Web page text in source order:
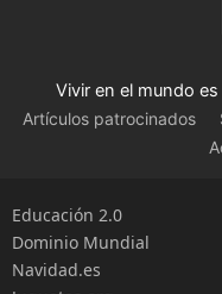
Vivir en el mundo
Artículos patrocinados
Educación 2.0
Dominio Mundial
Navidad.es